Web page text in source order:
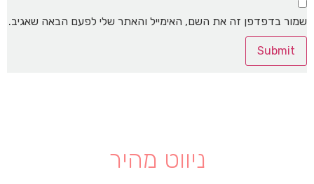
שמור בדפדפן זה את השם, האימייל והאתר שלי לפעם הבאה שאגיב.
ניווט מהיר